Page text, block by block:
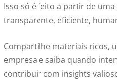
Isso só é feito a partir de
transparente, eficiente,
Compartilhe materiais ricos,
empresa e saiba quando
contribuir com insights